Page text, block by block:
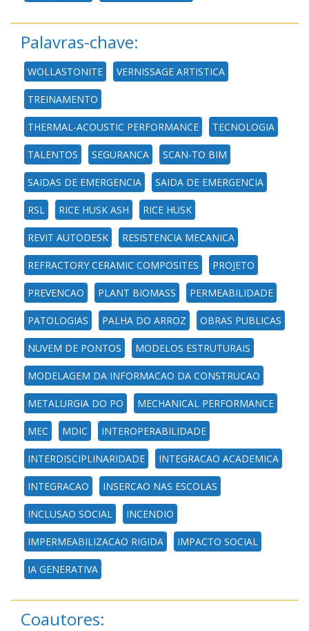
Palavras-chave:
WOLLASTONITE VERNISSAGE ARTISTICA
TREINAMENTO
THERMAL-ACOUSTIC PERFORMANCE TECNOLOGIA
TALENTOS SEGURANCA SCAN-TO BIM
SAIDAS DE EMERGENCIA SAIDA DE EMERGENCIA
RSL RICE HUSK ASH RICE HUSK
REVIT AUTODESK RESISTENCIA MECANICA
REFRACTORY CERAMIC COMPOSITES PROJETO
PREVENCAO PLANT BIOMASS PERMEABILIDADE
PATOLOGIAS PALHA DO ARROZ OBRAS PUBLICAS
NUVEM DE PONTOS MODELOS ESTRUTURAIS
MODELAGEM DA INFORMACAO DA CONSTRUCAO
METALURGIA DO PO MECHANICAL PERFORMANCE
MEC MDIC INTEROPERABILIDADE
INTERDISCIPLINARIDADE INTEGRACAO ACADEMICA
INTEGRACAO INSERCAO NAS ESCOLAS
INCLUSAO SOCIAL INCENDIO
IMPERMEABILIZACAO RIGIDA IMPACTO SOCIAL
IA GENERATIVA
Coautores: